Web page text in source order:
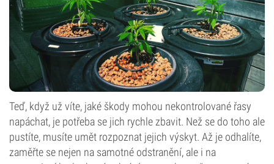
Teď, když už víte, jaké škody mohou nekontrolované řasy
napáchat, je potřeba se jich rychle zbavit. Než se do toho ale
pustíte, musíte umět rozpoznat jejich výskyt. Až je odhalíte,
zaměřte se nejen na samotné odstranění, ale i na